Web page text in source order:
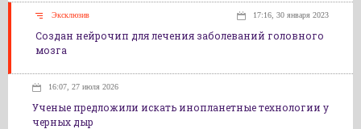
Эксклюзив 17:16, 30 января 2023
Создан нейрочип для лечения заболеваний головного
мозга
16:07, 27 июля 2026
Ученые предложили искать инопланетные технологии у
черных дыр